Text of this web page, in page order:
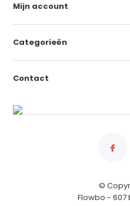
Mijn account
Categorieën
Contact
©
Flowbo - 607